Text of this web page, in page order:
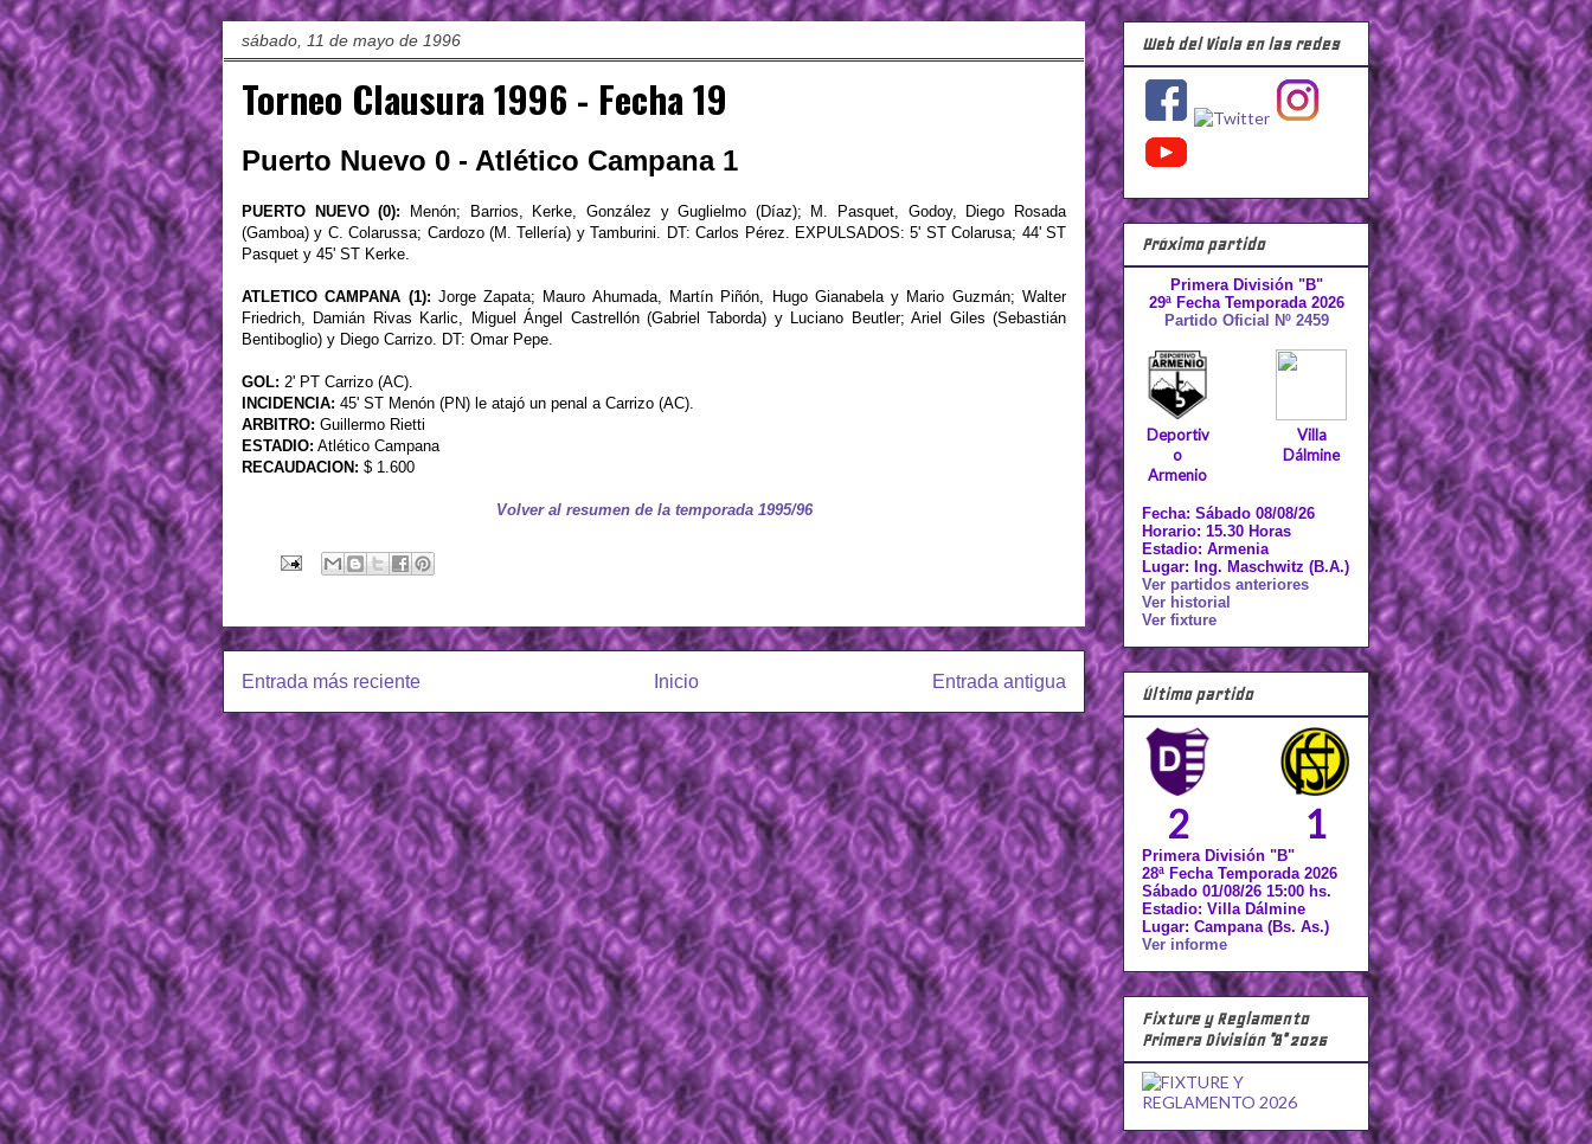
sábado, 11 de mayo de 1996
Torneo Clausura 1996 - Fecha 19
Puerto Nuevo 0 - Atlético Campana 1
PUERTO NUEVO (0): Menón; Barrios, Kerke, González y Guglielmo (Díaz); M. Pasquet, Godoy, Diego Rosada
(Gamboa) y C. Colarussa; Cardozo (M. Tellería) y Tamburini. DT: Carlos Pérez. EXPULSADOS: 5' ST Colarusa; 44' ST
Pasquet y 45' ST Kerke.
ATLETICO CAMPANA (1): Jorge Zapata; Mauro Ahumada, Martín Piñón, Hugo Gianabela y Mario Guzmán; Walter
Friedrich, Damián Rivas Karlic, Miguel Ángel Castrellón (Gabriel Taborda) y Luciano Beutler; Ariel Giles (Sebastián
Bentiboglio) y Diego Carrizo. DT: Omar Pepe.
GOL: 2' PT Carrizo (AC).
INCIDENCIA: 45' ST Menón (PN) le atajó un penal a Carrizo (AC).
ARBITRO: Guillermo Rietti
ESTADIO: Atlético Campana
RECAUDACION: $ 1.600
Volver al resumen de la temporada 1995/96
Entrada más reciente Entrada antigua
Inicio
Web del Viola en las redes
Próximo partido
Primera División "B"
29ª Fecha Temporada 2026
Partido Oficial Nº 2459
Deportiv
o
Armenio
Villa
Dálmine
Fecha: Sábado 08/08/26
Horario: 15.30 Horas
Estadio: Armenia
Lugar: Ing. Maschwitz (B.A.)
Ver partidos anteriores
Ver historial
Ver fixture
Último partido
2 1
Primera División "B"
28ª Fecha Temporada 2026
Sábado 01/08/26 15:00 hs.
Estadio: Villa Dálmine
Lugar: Campana (Bs. As.)
Ver informe
Fixture y Reglamento
Primera División "B" 2026